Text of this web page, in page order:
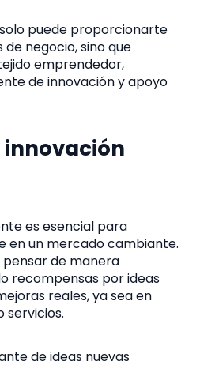
puede proporcionarte
negocio, sino que
emprendedor,
de innovación y apoyo
innovación
es esencial para
en un mercado cambiante.
pensar de manera
recompensas por ideas
reales, ya sea en
servicios.
de ideas nuevas